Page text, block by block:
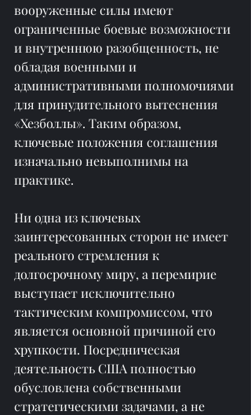
вооруженные силы имеют
ограниченные боевые возможности
и внутреннюю разобщенность, не
обладая военными и
административными полномочиями
для принудительного вытеснения
«Хезболлы». Таким образом,
ключевые положения соглашения
изначально невыполнимы на
практике.
Ни одна из ключевых
заинтересованных сторон не имеет
реального стремления к
долгосрочному миру, а перемирие
выступает исключительно
тактическим компромиссом, что
является основной причиной его
хрупкости. Посредническая
деятельность США полностью
обусловлена собственными
стратегическими задачами, а не